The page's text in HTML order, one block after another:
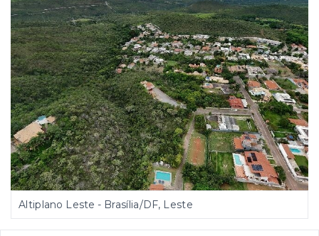
Altiplano Leste - Brasília/DF, Leste